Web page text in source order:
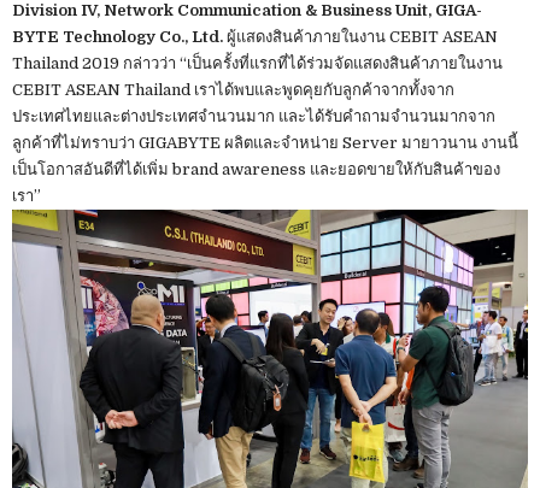
Division IV, Network Communication & Business Unit, GIGA-
BYTE Technology Co., Ltd. ผู้แสดงสินค้าภายในงาน CEBIT ASEAN
Thailand 2019 กล่าวว่า “เป็นครั้งที่แรกที่ได้ร่วมจัดแสดงสินค้าภายในงาน
CEBIT ASEAN Thailand เราได้พบและพูดคุยกับลูกค้าจากทั้งจาก
ประเทศไทยและต่างประเทศจำนวนมาก และได้รับคำถามจำนวนมากจาก
ลูกค้าที่ไม่ทราบว่า GIGABYTE ผลิตและจำหน่าย Server มายาวนาน งานนี้
เป็นโอกาสอันดีที่ได้เพิ่ม brand awareness และยอดขายให้กับสินค้าของ
เรา”